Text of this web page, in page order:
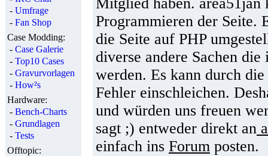
- Umfrage
- Fan Shop
Case Modding:
- Case Galerie
- Top10 Cases
- Gravurvorlagen
- How²s
Hardware:
- Bench-Charts
- Grundlagen
- Tests
Offtopic:
Programmieren der Seite.
die Seite auf PHP
diverse andere Sachen
werden. Es kann durch
Fehler einschleichen.
und würden uns freuen
sagt ;) entweder direkt an
einfach ins Forum posten.